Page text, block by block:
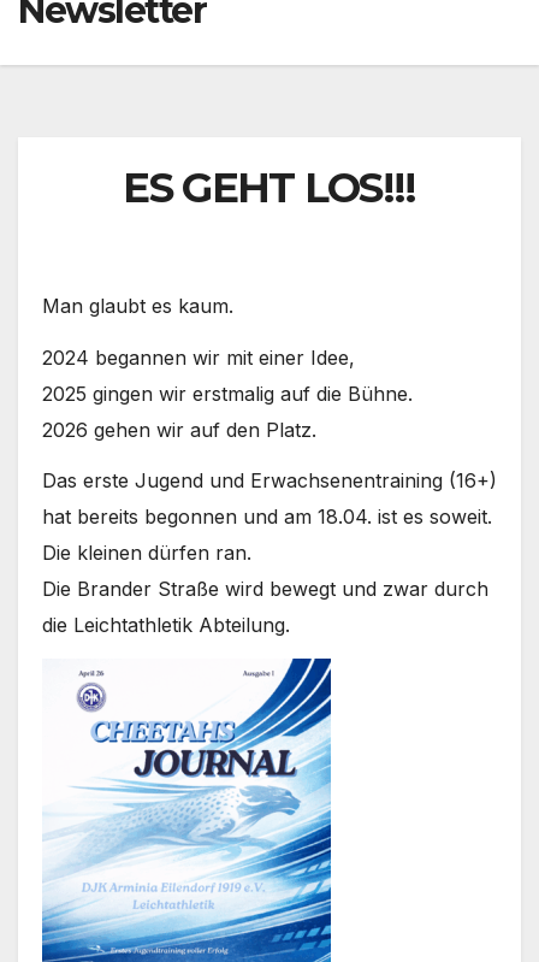
Newsletter
ES GEHT LOS!!!
Man glaubt es kaum.
2024 begannen wir mit einer Idee,
2025 gingen wir erstmalig auf die Bühne.
2026 gehen wir auf den Platz.
Das erste Jugend und Erwachsenentraining (16+)
hat bereits begonnen und am 18.04. ist es soweit.
Die kleinen dürfen ran.
Die Brander Straße wird bewegt und zwar durch
die Leichtathletik Abteilung.